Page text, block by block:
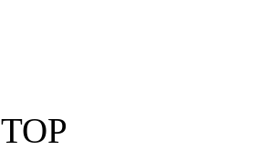
TOP